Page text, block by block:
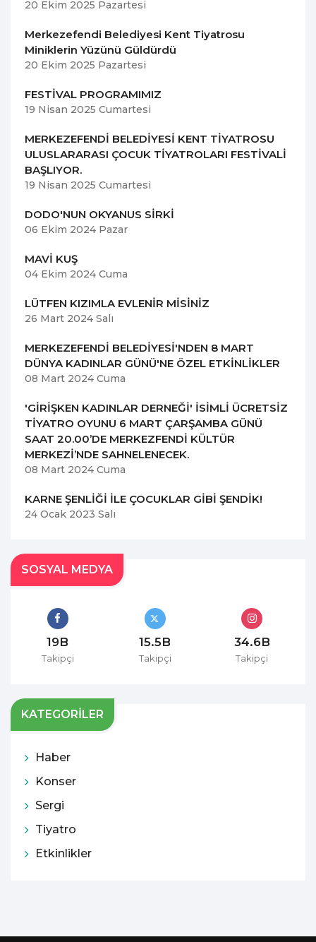
20 Ekim 2025 Pazartesi
Merkezefendi Belediyesi Kent Tiyatrosu
Miniklerin Yüzünü Güldürdü
20 Ekim 2025 Pazartesi
FESTİVAL PROGRAMIMIZ
19 Nisan 2025 Cumartesi
MERKEZEFENDİ BELEDİYESİ KENT TİYATROSU
ULUSLARARASI ÇOCUK TİYATROLARI FESTİVALİ
BAŞLIYOR.
19 Nisan 2025 Cumartesi
DODO'NUN OKYANUS SİRKİ
06 Ekim 2024 Pazar
MAVİ KUŞ
04 Ekim 2024 Cuma
LÜTFEN KIZIMLA EVLENİR MİSİNİZ
26 Mart 2024 Salı
MERKEZEFENDİ BELEDİYESİ'NDEN 8 MART
DÜNYA KADINLAR GÜNÜ'NE ÖZEL ETKİNLİKLER
08 Mart 2024 Cuma
'GİRİŞKEN KADINLAR DERNEĞİ' İSİMLİ ÜCRETSİZ
TİYATRO OYUNU 6 MART ÇARŞAMBA GÜNÜ
SAAT 20.00’DE MERKEZFENDİ KÜLTÜR
MERKEZİ’NDE SAHNELENECEK.
08 Mart 2024 Cuma
KARNE ŞENLİĞİ İLE ÇOCUKLAR GİBİ ŞENDİK!
24 Ocak 2023 Salı
SOSYAL MEDYA
19B
Takipçi
15.5B
Takipçi
34.6B
Takipçi
KATEGORİLER
Haber
Konser
Sergi
Tiyatro
Etkinlikler